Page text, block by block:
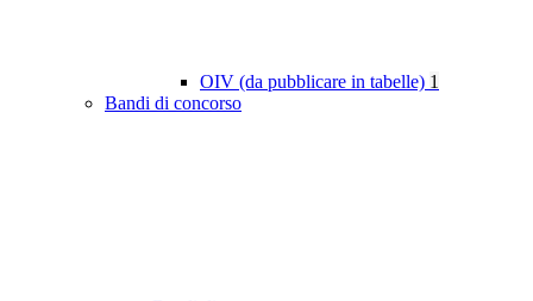
OIV (da pubblicare in tabelle) 1
Bandi di concorso